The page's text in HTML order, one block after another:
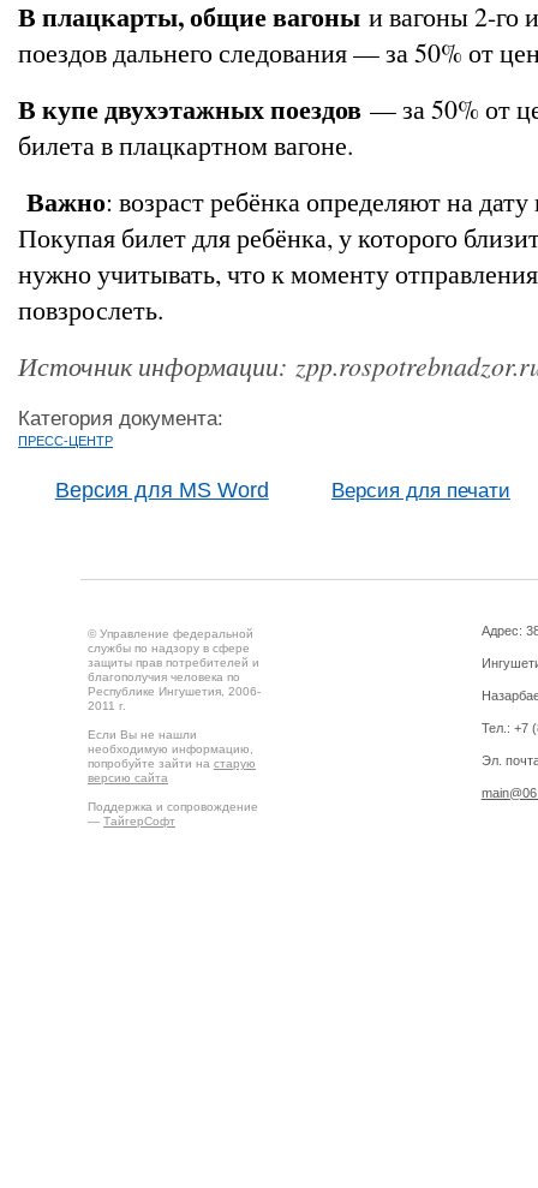
В плацкарты, общие вагоны и вагоны 2-го
поездов дальнего следования — за 50% от
В купе двухэтажных поездов — за 50% от
билета в плацкартном вагоне.
Важно: возраст ребёнка определяют на
Покупая билет для ребёнка, у которого
нужно учитывать, что к моменту
повзрослеть.
Источник информации:
Категория документа:
ПРЕСС-ЦЕНТР
Версия для MS Word Версия для печати
© Управление федеральной
службы по надзору в сфере
защиты прав потребителей и
благополучия человека по
Республике Ингушетия, 2006-
2011 г.
Если Вы не нашли
необходимую информацию,
попробуйте зайти на старую
версию сайта
Поддержка и сопровождение
— ТайгерСофт
Адрес:
Тел.: +7
Эл.